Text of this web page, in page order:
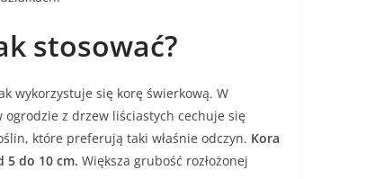
stosować?
wykorzystuje się korę świerkową. W
z drzew liściastych cechuje się
które preferują taki właśnie odczyn. Kora
5 do 10 cm. Większa grubość rozłożonej